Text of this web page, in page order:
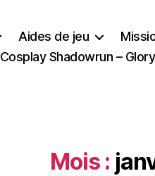
Aides de jeu
Cosplay Shadowrun –
Mois :